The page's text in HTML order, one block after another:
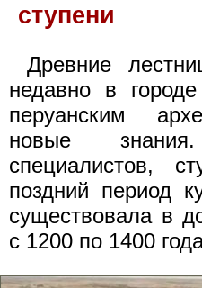
ступени
Древние
недавно в
перуанским
новые
специалистов,
поздний период
существовала в
с 1200 по 1400